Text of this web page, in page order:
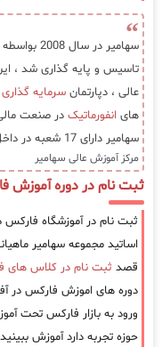
سهامیر در
عالی ، دپارتمان سرمایه گذاری
های انفورماتیک در صنعت
سهامیر دارای 17 شعبه در داخل و خارج از کشور میباشد.
مرکز آموزش عالی سهامیر
ثبت نام در دوره آموزش
ثبت نام در آموزشگاه فارکس
اساتید مجموعه سهامیر
قصد ثبت نام در کلاس های
دوره های اموزش فارکس در
ورود به بازار فارکس تحت
حوزه تجربه دارد آموزش